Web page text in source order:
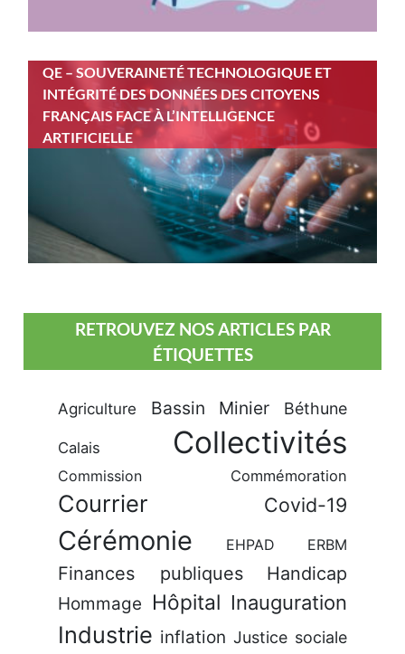
QE – SOUVERAINETÉ TECHNOLOGIQUE ET
INTÉGRITÉ DES DONNÉES DES CITOYENS
FRANÇAIS FACE À L’INTELLIGENCE
ARTIFICIELLE
RETROUVEZ NOS ARTICLES PAR
ÉTIQUETTES
Agriculture Bassin Minier Béthune
Calais Collectivités
Commission Commémoration
Courrier Covid-19
Cérémonie EHPAD ERBM
Finances publiques Handicap
Hommage Hôpital Inauguration
Industrie inflation Justice sociale